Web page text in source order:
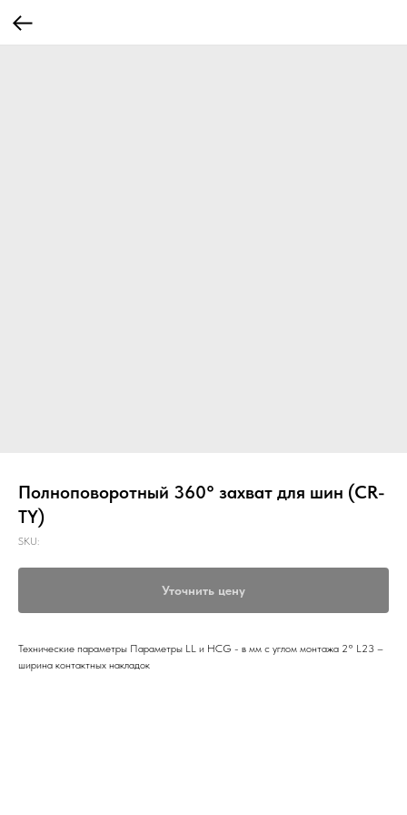
Полноповоротный 360° захват для шин (CR-
TY)
SKU:
Уточнить цену
Технические параметры Параметры LL и HCG - в мм с углом монтажа 2° L23 –
ширина контактных накладок